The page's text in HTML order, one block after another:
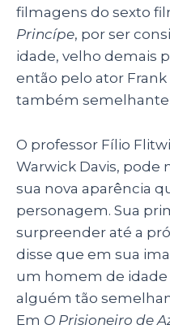
filmagens do sexto
Princípe, por ser
idade, velho demais
então pelo ator
também semelhante
O professor Fílio
Warwick Davis, pode
sua nova aparência
personagem. Sua
surpreender até a
disse que em sua
um homem de
alguém tão
Em O Prisioneiro de